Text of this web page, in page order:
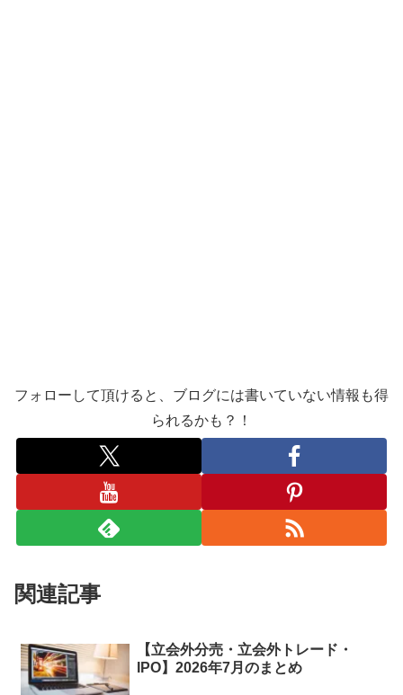
フォローして頂けると、ブログには書いていない情報も得
られるかも？！
関連記事
【立会外分売・立会外トレード・
IPO】2026年7月のまとめ